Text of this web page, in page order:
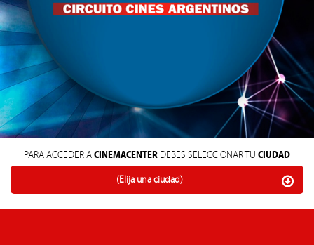
PARA ACCEDER ACINEMACENTER DEBES SELECCIONAR TU CIUDAD
(Elija una ciudad)